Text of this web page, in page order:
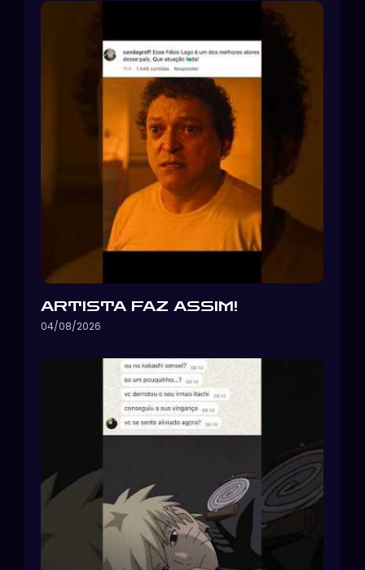
ARTISTA FAZ ASSIM!
04/08/2026